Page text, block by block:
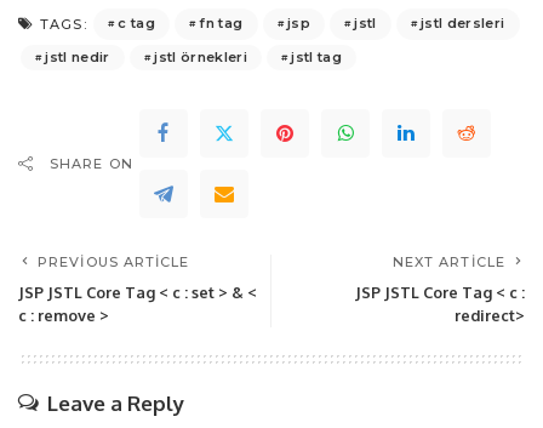
TAGS: c tag fn tag jsp jstl
jstl dersleri
jstl nedir
jstl örnekleri jstl tag
SHARE ON
PREVIOUS ARTICLE
JSP JSTL Core Tag < c : set > & <
c : remove >
NEXT ARTICLE
JSP JSTL Core Tag < c :
redirect>
Leave a Reply